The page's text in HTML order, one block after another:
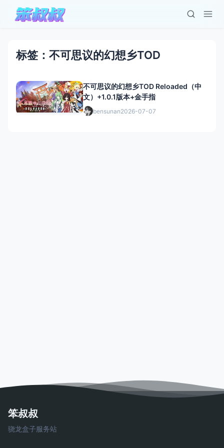
标签：不可思议的幻想乡TOD
不可思议的幻想乡TOD Reloaded（中
文）+1.0.1版本+金手指
bensunan2026-07-07
笨叔叔
骁龙盒子服务站